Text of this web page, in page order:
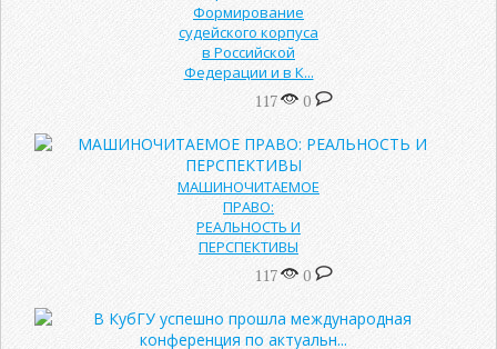
Формирование
судейского корпуса
в Российской
Федерации и в К...
117 0
МАШИНОЧИТАЕМОЕ
ПРАВО:
РЕАЛЬНОСТЬ И
ПЕРСПЕКТИВЫ
117 0